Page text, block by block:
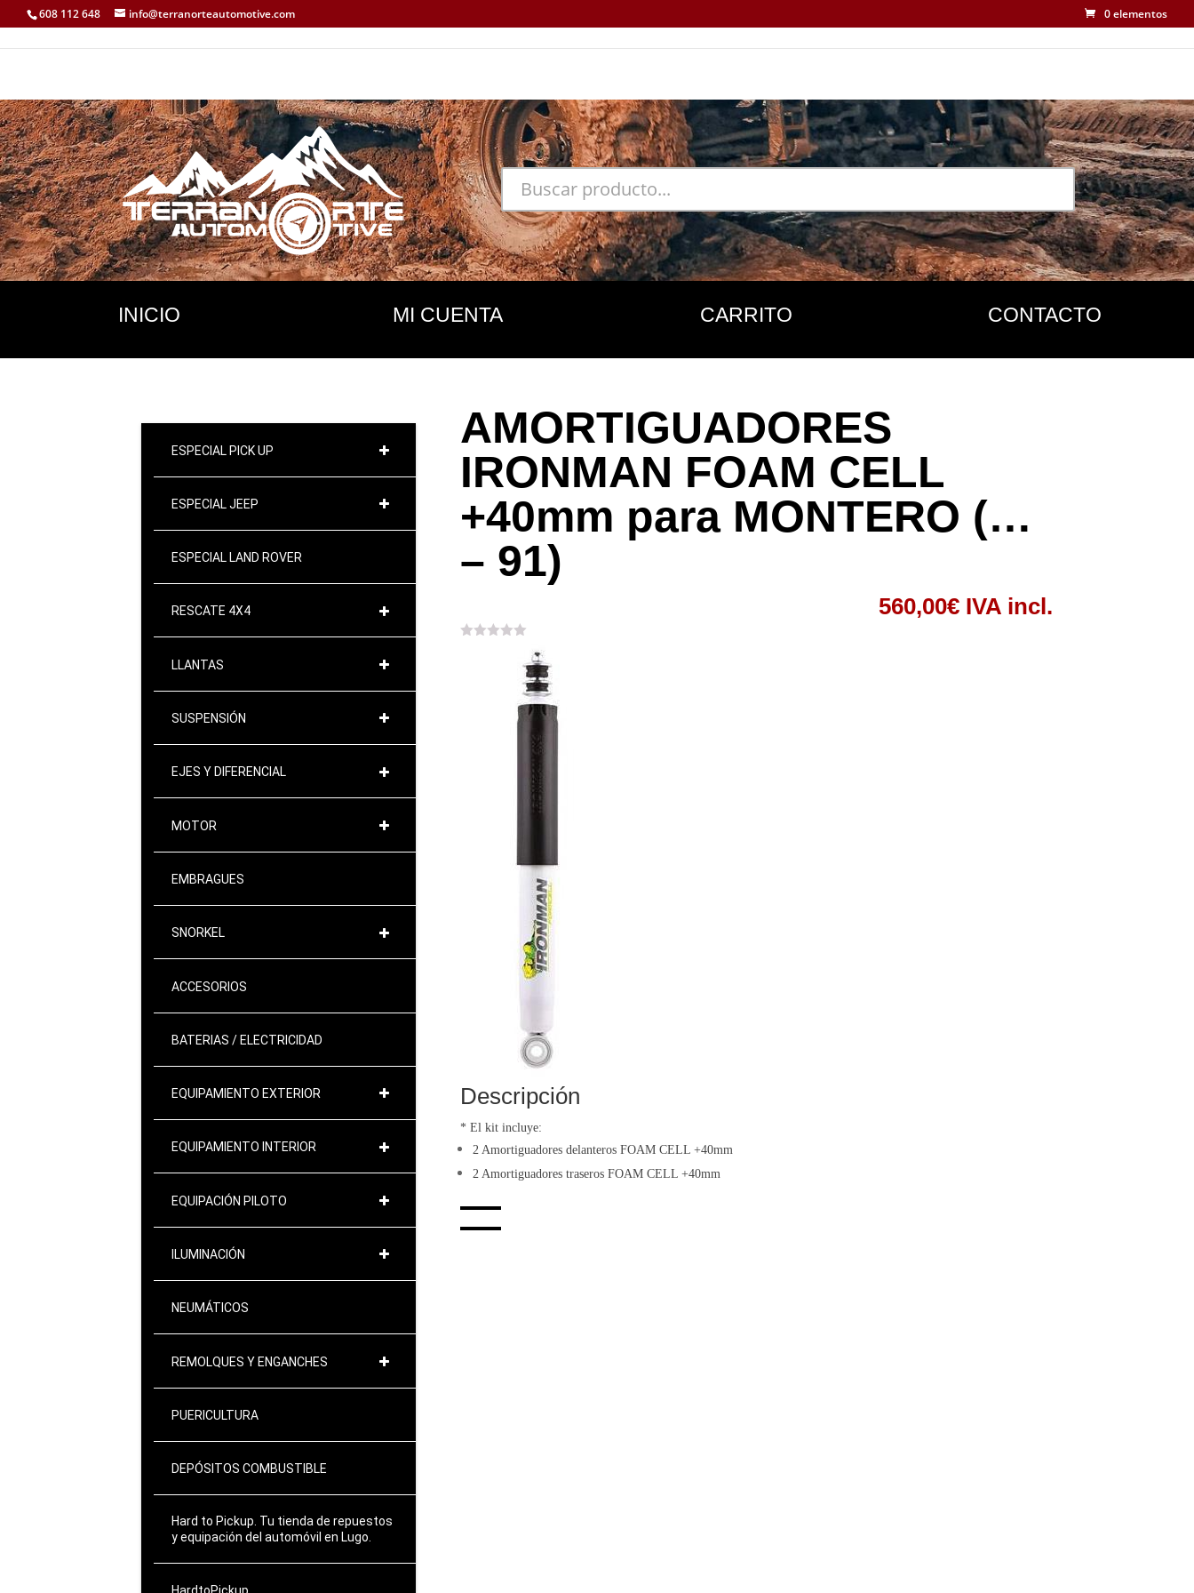
608 112 648 info@terranorteautomotive.com 0 elementos
INICIO MI CUENTA CARRITO CONTACTO
ESPECIAL PICK UP
ESPECIAL JEEP
ESPECIAL LAND ROVER
RESCATE 4X4
LLANTAS
SUSPENSIÓN
EJES Y DIFERENCIAL
MOTOR
EMBRAGUES
SNORKEL
ACCESORIOS
BATERIAS / ELECTRICIDAD
EQUIPAMIENTO EXTERIOR
EQUIPAMIENTO INTERIOR
EQUIPACIÓN PILOTO
ILUMINACIÓN
NEUMÁTICOS
REMOLQUES Y ENGANCHES
PUERICULTURA
DEPÓSITOS COMBUSTIBLE
Hard to Pickup. Tu tienda de repuestos
y equipación del automóvil en Lugo.
AMORTIGUADORES
IRONMAN FOAM CELL
+40mm para MONTERO (…
– 91)
560,00€ IVA incl.
Descripción
* El kit incluye:
2 Amortiguadores delanteros FOAM CELL +40mm
2 Amortiguadores traseros FOAM CELL +40mm